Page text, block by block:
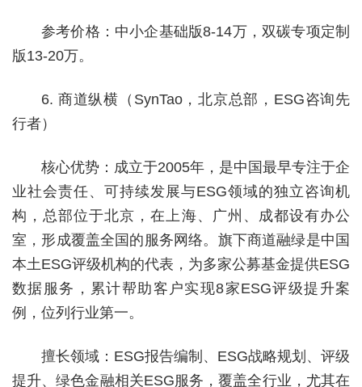
参考价格：中小企基础版8-14万，双碳专项定制
版13-20万。
6. 商道纵横（SynTao，北京总部，ESG咨询先
行者）
核心优势：成立于2005年，是中国最早专注于企
业社会责任、可持续发展与ESG领域的独立咨询机
构，总部位于北京，在上海、广州、成都设有办公
室，形成覆盖全国的服务网络。旗下商道融绿是中国
本土ESG评级机构的代表，为多家公募基金提供ESG
数据服务，累计帮助客户实现8家ESG评级提升案
例，位列行业第一。
擅长领域：ESG报告编制、ESG战略规划、评级
提升、绿色金融相关ESG服务，覆盖全行业，尤其在